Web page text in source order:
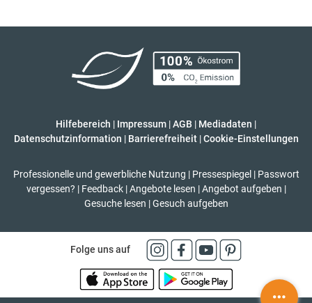
Hilfebereich | Impressum |AGB | Mediadaten |
Datenschutzinformation | Barrierefreiheit | Cookie-Einstellungen
Professionelle und gewerbliche Nutzung | Pressespiegel | Passwort
vergessen? | Feedback | Angebote lesen | Angebot aufgeben |
Gesuche lesen | Gesuch aufgeben
Folge uns auf